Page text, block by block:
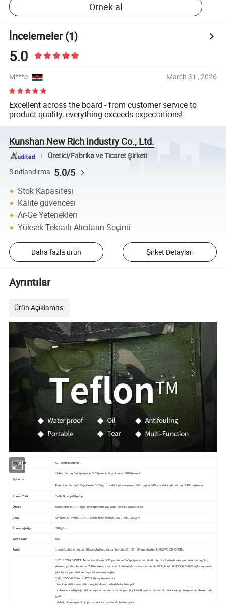
Örnek al
İncelemeler(1)
5.0
M***e March 31 , 2026
Excellent across the board - from customer service to
product quality, everything exceeds expectations!
Kunshan New Rich Industry Co., Ltd.
Üretici/Fabrika ve Ticaret Şirketi
Sınıflandırma 5.0/5
Stok Kapasitesi
Kalite güvencesi
Ar-Ge Yetenekleri
Yüksek Tekrarlı Alıcıların Seçimi
Daha fazla ürün Şirket Detayları
Ayrıntılar
Ürün Açıklaması
Ürün Türü G3 Taktik Kostümü
Malzeme
Ceket: Kumaş: %65 polyester %35 pamuk, örgü kumaş: %100 pamuk
Pantolon: Kumaş %65 polyester %35 pamuk, dört yöne esneme: %90 naylon %10 spandeks, yün kumaş: %100 polyester
Kumaş Türü Twill/Ripstop (Dipstop
Özellik Nefes alabilen, RIP-Stop, renk üzerinde çok çeşitli bentlik, yüksek kalite
Renk CP, Siyah CP, Yeşil CP, Gri CP, Siyah, Siyah Python, Yeşil, Haki, Lacivert
Kumaş ağırlığı 200 g/m
Sertifikalar ISO
Paket 1 adet/polietilen torba, 20 adet/karton, karton boyutu: 56 * 39 * 37 cm. Ağırlık: 1,5 KG/PC, 30 KG/CTN.
1.2018 YENI MODEL: Temel olarak yeni %35 pamuk ve %65 polyesterden üretilmiştir ve 4 yönde esneyen dokuma vurgular,
durmaz giysiler, kaplama, YKK fermuar, elastik ve IP düzeyi, diz ve kalça etrafında GÜÇLÜ ve IYI PERFORMANS sağlayan esnek
giysiler ve çok rahat ve dayanıklı olmasını sağlar.
2.A) IDOGEAR G3'e özel YENI bir eşofman altıdır.
b) çıkarılabilir savaş dizleri ve gizli dirsek pedleriyle birlikte gelir.
c) benzersiz düşük profilli bel ayarlama sistemi ve diz yastığı yükseklik ayarlama sistemi, bu sistemi profesyonel ve işlevsel hale
getirir.
d) bel, diz ve ayak bileği pozisyonlarının arkasında beden ayarı